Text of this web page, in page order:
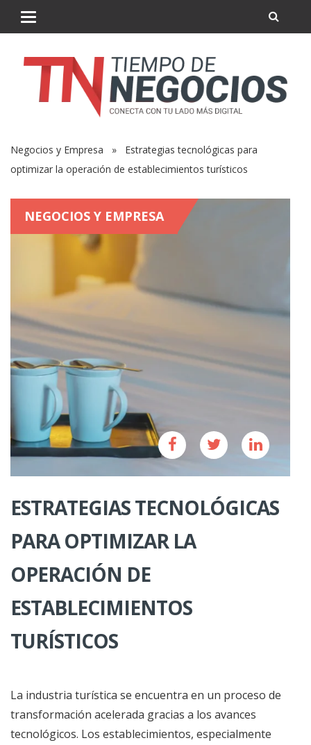
Negocios y Empresa » Estrategias tecnológicas para
optimizar la operación de establecimientos turísticos
NEGOCIOS Y EMPRESA
ESTRATEGIAS TECNOLÓGICAS
PARA OPTIMIZAR LA
OPERACIÓN DE
ESTABLECIMIENTOS
TURÍSTICOS
La industria turística se encuentra en un proceso de
transformación acelerada gracias a los avances
tecnológicos. Los establecimientos, especialmente